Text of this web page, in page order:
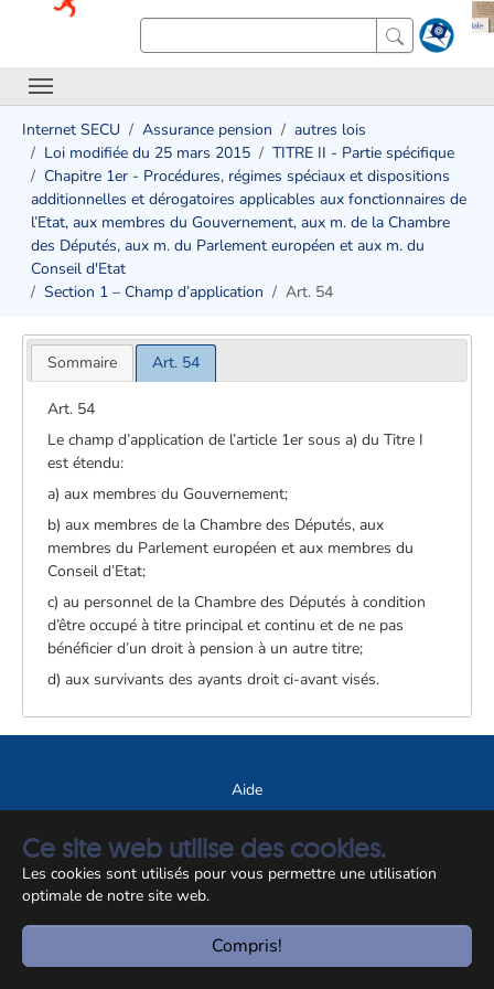
Ce site web utilise des cookies.
Les cookies sont utilisés pour vous permettre une utilisation
optimale de notre site web.
Compris!
Internet SECU Assurance pension
autres lois
Loi modifiée du 25 mars 2015
TITRE II - Partie spécifique
Chapitre 1er - Procédures, régimes spéciaux et dispositions
additionnelles et dérogatoires applicables aux fonctionnaires de
l’Etat, aux membres du Gouvernement, aux m. de la Chambre
des Députés, aux m. du Parlement européen et aux m. du
Conseil d'Etat
Section 1 – Champ d’application
Art. 54
Sommaire Art. 54
Art. 54
Le champ d’application de l’article 1er sous a) du Titre I
est étendu:
a) aux membres du Gouvernement;
b) aux membres de la Chambre des Députés, aux
membres du Parlement européen et aux membres du
Conseil d’Etat;
c) au personnel de la Chambre des Députés à condition
d’être occupé à titre principal et continu et de ne pas
bénéficier d’un droit à pension à un autre titre;
d) aux survivants des ayants droit ci-avant visés.
Aide
Notice légale
© CCSS 2026